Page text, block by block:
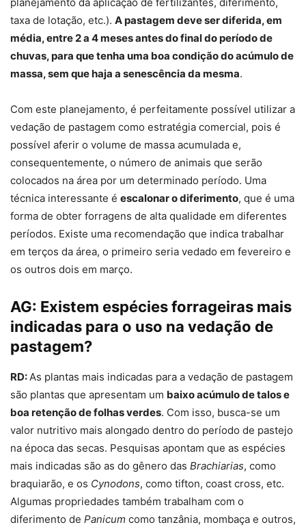
taxa de lotação, etc.). A pastagem deve ser diferida, em
média, entre 2 a 4 meses antes do final do período de
chuvas, para que tenha uma boa condição do acúmulo de
massa, sem que haja a senescência da mesma.
Com este planejamento, é perfeitamente possível utilizar a
vedação de pastagem como estratégia comercial, pois é
possível aferir o volume de massa acumulada e,
consequentemente, o número de animais que serão
colocados na área por um determinado período. Uma
técnica interessante é escalonar o diferimento, que é uma
forma de obter forragens de alta qualidade em diferentes
períodos. Existe uma recomendação que indica trabalhar
em terços da área, o primeiro seria vedado em fevereiro e
os outros dois em março.
AG: Existem espécies forrageiras mais
indicadas para o uso na vedação de
pastagem?
RD:As plantas mais indicadas para a vedação de pastagem
são plantas que apresentam um baixo acúmulo de talos e
boa retenção de folhas verdes. Com isso, busca-se um
valor nutritivo mais alongado dentro do período de pastejo
na época das secas. Pesquisas apontam que as espécies
mais indicadas são as do gênero das Brachiarias, como
braquiarão, e os Cynodons, como tifton, coast cross, etc.
Algumas propriedades também trabalham com o
diferimento de Panicum como tanzânia, mombaça e outros,